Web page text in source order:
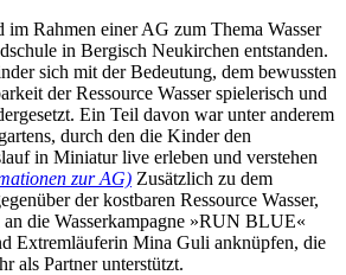
im Rahmen einer AG zum Thema Wasser
in Bergisch Neukirchen entstanden.
sich mit der Bedeutung, dem bewussten
der Ressource Wasser spielerisch und
Ein Teil davon war unter anderem
durch den die Kinder den
in Miniatur live erleben und verstehen
zur AG) Zusätzlich zu dem
der kostbaren Ressource Wasser,
die Wasserkampagne »RUN BLUE«
Extremläuferin Mina Guli anknüpfen, die
als Partner unterstützt.